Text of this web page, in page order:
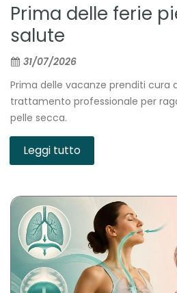
Prima delle ferie
salute
31/07/2026
Prima delle vacanze prenditi cura
trattamento professionale per
pelle secca.
Leggi tutto